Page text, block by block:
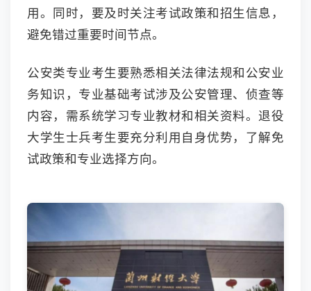
用。同时，要及时关注考试政策和招生信息，
避免错过重要时间节点。
公安类专业考生要熟悉相关法律法规和公安业
务知识，专业基础考试涉及公安管理、侦查等
内容，需系统学习专业教材和相关资料。退役
大学生士兵考生要充分利用自身优势，了解免
试政策和专业选择方向。